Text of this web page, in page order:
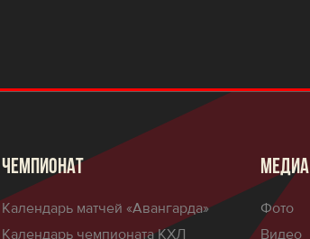
ЧЕМПИОНАТ
Календарь матчей «Авангарда»
Календарь чемпионата КХЛ
МЕДИА
Фото
Видео